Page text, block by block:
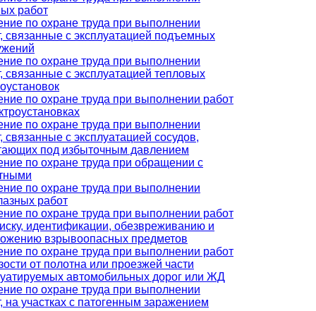
работ
по охране труда при выполнении
связанные с эксплуатацией подъемных
по охране труда при выполнении
связанные с эксплуатацией тепловых
по охране труда при выполнении работ
по охране труда при выполнении
связанные с эксплуатацией сосудов,
под избыточным давлением
по охране труда при обращении с
по охране труда при выполнении
работ
по охране труда при выполнении работ
идентификации, обезвреживанию и
взрывоопасных предметов
по охране труда при выполнении работ
от полотна или проезжей части
автомобильных дорог или ЖД
по охране труда при выполнении
на участках с патогенным заражением